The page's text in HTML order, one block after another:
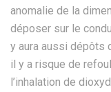
anomalie de la
déposer sur le
y aura aussi dépôts
il y a risque de
l’inhalation de